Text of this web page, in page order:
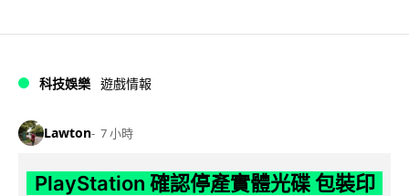
科技娛樂 遊戲情報
Lawton 7 小時
PlayStation 確認停產實體光碟 包裝印